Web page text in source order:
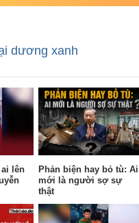
dương xanh
ai lên
Phản biện hay bỏ tù: Ai
mới là người sợ sự
thật